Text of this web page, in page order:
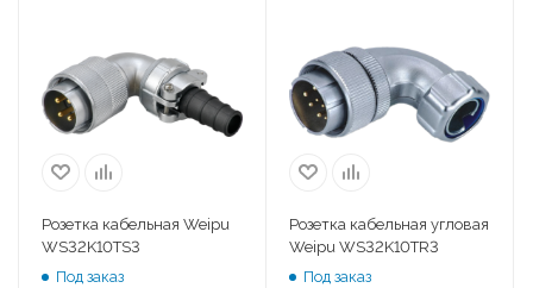
Розетка кабельная Weipu
WS32K10TS3
Под заказ
Розетка кабельная угловая
Weipu WS32K10TR3
Под заказ